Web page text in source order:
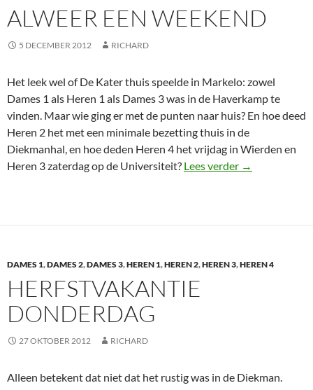
ALWEER EEN WEEKEND
5 DECEMBER 2012 RICHARD
Het leek wel of De Kater thuis speelde in Markelo: zowel
Dames 1 als Heren 1 als Dames 3 was in de Haverkamp te
vinden. Maar wie ging er met de punten naar huis? En hoe deed
Heren 2 het met een minimale bezetting thuis in de
Diekmanhal, en hoe deden Heren 4 het vrijdag in Wierden en
Heren 3 zaterdag op de Universiteit? Lees verder Alweer een
→
DAMES 1,DAMES 2,DAMES 3,HEREN 1,HEREN 2,HEREN 3,HEREN 4
HERFSTVAKANTIE
DONDERDAG
27 OKTOBER 2012 RICHARD
Alleen betekent dat niet dat het rustig was in de Diekman.